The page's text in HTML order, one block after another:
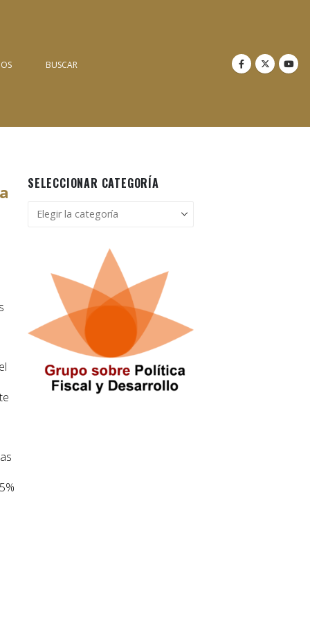
BUSCAR
SELECCIONAR CATEGORÍA
Seleccionar
categoría